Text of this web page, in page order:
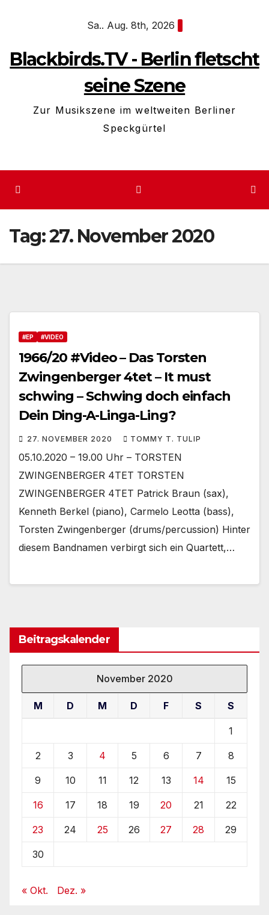
Sa.. Aug. 8th, 2026
Blackbirds.TV - Berlin fletscht
seine Szene
Zur Musikszene im weltweiten Berliner
Speckgürtel
Tag:27. November 2020
#EP #VIDEO
1966/20 #Video – Das Torsten
Zwingenberger 4tet – It must
schwing – Schwing doch einfach
Dein Ding-A-Linga-Ling?
27. NOVEMBER 2020 TOMMY T. TULIP
05.10.2020 – 19.00 Uhr – TORSTEN
ZWINGENBERGER 4TET TORSTEN
ZWINGENBERGER 4TET Patrick Braun (sax),
Kenneth Berkel (piano), Carmelo Leotta (bass),
Torsten Zwingenberger (drums/percussion) Hinter
diesem Bandnamen verbirgt sich ein Quartett,…
Beitragskalender
November 2020
M D M D F S S
1
2 3 4 5 6 7 8
9 10 11 12 13 14 15
16 17 18 19 20 21 22
23 24 25 26 27 28 29
30
« Okt. Dez. »